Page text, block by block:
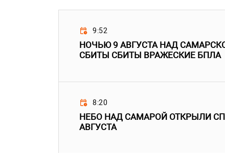
9:52
НОЧЬЮ 9 АВГУСТА НАД
СБИТЫ СБИТЫ ВРАЖЕСКИЕ БПЛА
8:20
НЕБО НАД САМАРОЙ ОТКРЫЛИ
АВГУСТА